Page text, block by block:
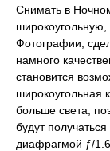
Снимать в
широкоугольную,
Фотографии,
намного
становится
широкоугольная
больше света,
будут
диафрагмой ƒ/